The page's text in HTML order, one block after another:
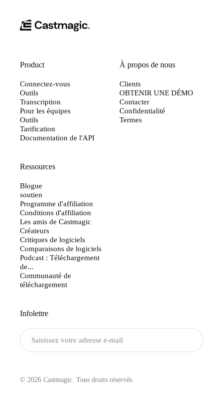
Product
Connectez-vous
Outils
Transcription
Pour les équipes
Outils
Tarification
Documentation de l'API
À propos de nous
Clients
OBTENIR UNE DÉMO
Contacter
Confidentialité
Termes
Ressources
Blogue
soutien
Programme d'affiliation
Conditions d'affiliation
Les amis de Castmagic
Créateurs
Critiques de logiciels
Comparaisons de logiciels
Podcast : Téléchargement
de...
Communauté de
téléchargement
Infolettre
© 2026 Castmagic. Tous droits réservés.